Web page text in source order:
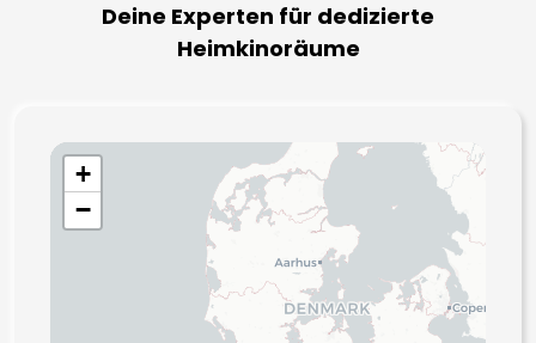
Deine Experten für dedizierte
Heimkinoräume
+
−